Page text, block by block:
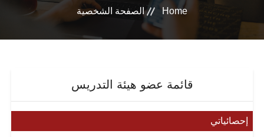
Home الصفحة الشخصية
قائمة عضو هيئة التدريس
إحصائياتي